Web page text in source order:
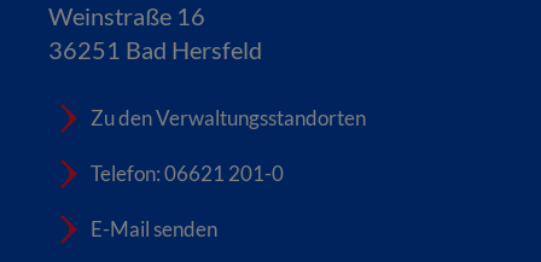
Weinstraße 16
36251 Bad Hersfeld
Zu den Verwaltungsstandorten
Telefon: 06621 201-0
E-Mail senden